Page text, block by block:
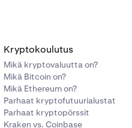
Kryptokoulutus
Mikä kryptovaluutta on?
Mikä Bitcoin on?
Mikä Ethereum on?
Parhaat kryptofutuurialustat
Parhaat kryptopörssit
Kraken vs. Coinbase